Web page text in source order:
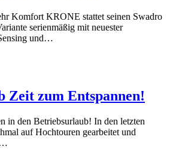
Komfort KRONE stattet seinen Swadro
serienmäßig mit neuester
und…
Zeit zum Entspannen!
in den Betriebsurlaub! In den letzten
auf Hochtouren gearbeitet und